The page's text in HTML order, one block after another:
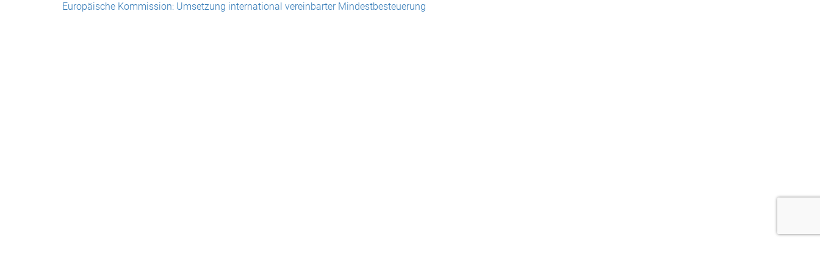
Europäische Kommission: Umsetzung international vereinbarter Mindestbesteuerung